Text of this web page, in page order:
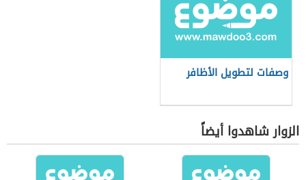
وصفات لتطويل الأظافر
الزوار شاهدوا أيضاً